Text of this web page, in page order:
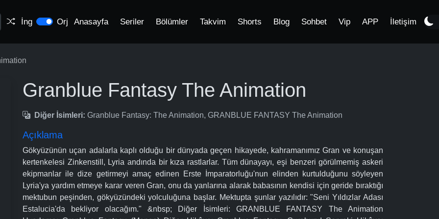
İng Orj Anasayfa Seriler Bölümler Takvim Shorts Blog Sohbet Vip APP İletişim
Granblue Fantasy The Animation
Diğer İsimleri: Granblue Fantasy: The Animation, GRANBLUE FANTASY The Animation
Açıklama
Gökyüzünün uçan adalarla kaplı olduğu bir dünyada geçen hikayede, kahramanımız Gran ve konuşan
kertenkelesi Zinkenstill, Lyria andında bir kıza rastlarlar. Tüm dünayayı, eşi benzeri görülmemiş askeri
ekipmanlar ile dize getirmeyi amaç edinen Erste İmparatorluğu'nun elinden kurtulduğunu söyleyen
Lyria'ya yardım etmeye karar veren Gran, onu da yanlarına alarak babasının kendisi için geride bıraktığı
mektubun peşinden, gökyüzündeki yolculuğuna başlar. Mektupta şunlar yazılıdır: "Seni Yıldızlar Adası
Estalucia'da bekliyor olacağım." &nbsp; Diğer İsimleri: GRANBLUE FANTASY The Animation